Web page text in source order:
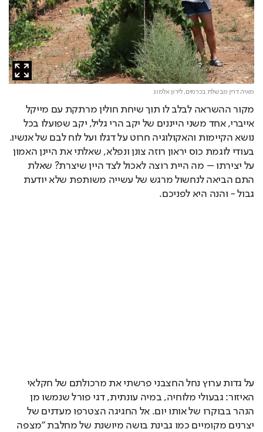
מאיה דרין מבשלת בכרמים,לירון אלמוג
מקור ההשראה לבלב לו תוך שיחת חולין מרתקת עם מייקל
אייברי, אחד משני הייננים של יקב הרי גליל, יקב שפועלו בכל
נושא הקיימות והאקולוגיה חרוט על דגלו ועל לוח לבם של אנשיו.
בעודי לוגמת כוס יראון רוזה צונן ונפלא, שאלתי את היינן האמון
על יצירתו – מה היית רוצה לאכול לצד היין שיצרת? שאלת
התם הביאה לנחשול מרגש של עשייה משותפת שלא יודעת
גבול - והנה היא לפניכם.
על גדות ערוץ נחל החצבני פרשתי את מרכולתם של חקלאי
האיזור: גבעולי מלוחיה, במיה עונתית, דגי פורל שנמשו מן
הנהר בבוקרו של אותו יום. אל החגיגה הצטרפו מעדנים של
יצרנים מקומיים כמו גבינת בושה מיושנת של מחלבת ״מצפה